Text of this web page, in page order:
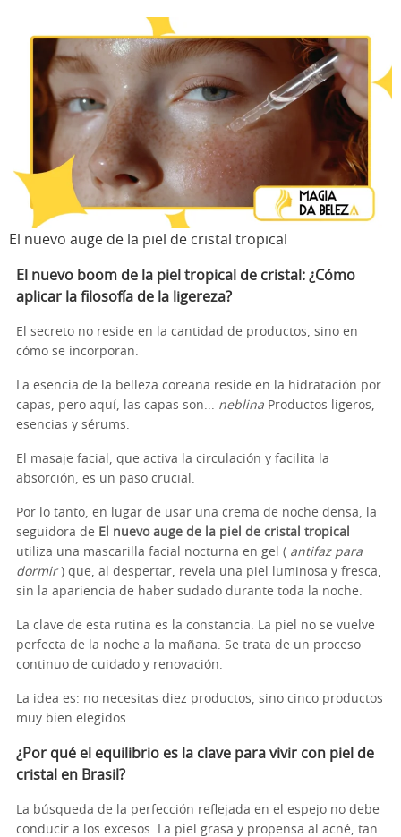
El nuevo auge de la piel de cristal tropical
El nuevo boom de la piel tropical de cristal: ¿Cómo
aplicar la filosofía de la ligereza?
El secreto no reside en la cantidad de productos, sino en
cómo se incorporan.
La esencia de la belleza coreana reside en la hidratación por
capas, pero aquí, las capas son... neblina Productos ligeros,
esencias y sérums.
El masaje facial, que activa la circulación y facilita la
absorción, es un paso crucial.
Por lo tanto, en lugar de usar una crema de noche densa, la
seguidora de El nuevo auge de la piel de cristal tropical
utiliza una mascarilla facial nocturna en gel ( antifaz para
dormir) que, al despertar, revela una piel luminosa y fresca,
sin la apariencia de haber sudado durante toda la noche.
La clave de esta rutina es la constancia. La piel no se vuelve
perfecta de la noche a la mañana. Se trata de un proceso
continuo de cuidado y renovación.
La idea es: no necesitas diez productos, sino cinco productos
muy bien elegidos.
¿Por qué el equilibrio es la clave para vivir con piel de
cristal en Brasil?
La búsqueda de la perfección reflejada en el espejo no debe
conducir a los excesos. La piel grasa y propensa al acné, tan